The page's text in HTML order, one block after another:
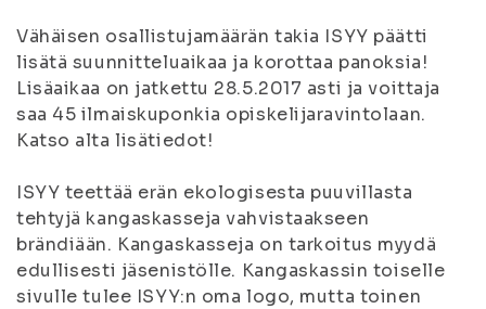
Vähäisen osallistujamäärän takia ISYY päätti
lisätä suunnitteluaikaa ja korottaa panoksia!
Lisäaikaa on jatkettu 28.5.2017 asti ja voittaja
saa 45 ilmaiskuponkia opiskelijaravintolaan.
Katso alta lisätiedot!
ISYY teettää erän ekologisesta puuvillasta
tehtyjä kangaskasseja vahvistaakseen
brändiään. Kangaskasseja on tarkoitus myydä
edullisesti jäsenistölle. Kangaskassin toiselle
sivulle tulee ISYY:n oma logo, mutta toinen